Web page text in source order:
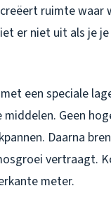
ruimte waar
er niet uit als je
een speciale
middelen. Geen
Daarna
vertraagt.
meter.